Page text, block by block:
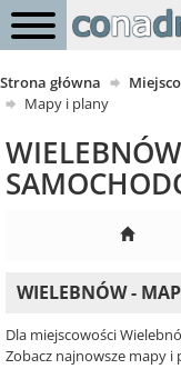
Strona główna
Mapy i plany
WIELEBNÓW -
Dla miejscowości
Zobacz najnowsze mapy i